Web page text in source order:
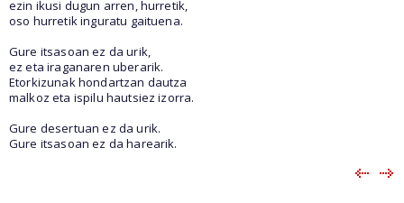
ezin ikusi dugun arren, hurretik,
oso hurretik inguratu gaituena.
Gure itsasoan ez da urik,
ez eta iraganaren uberarik.
Etorkizunak hondartzan dautza
malkoz eta ispilu hautsiez izorra.
Gure desertuan ez da urik.
Gure itsasoan ez da harearik.